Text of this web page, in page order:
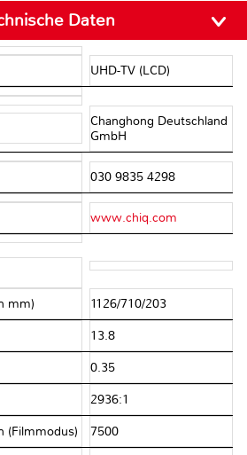
Daten
UHD-TV (LCD)
Changhong Deutschland
GmbH
030 9835 4298
www.chiq.com
mm) 1126/710/203
13.8
0.35
2936:1
(Filmmodus) 7500